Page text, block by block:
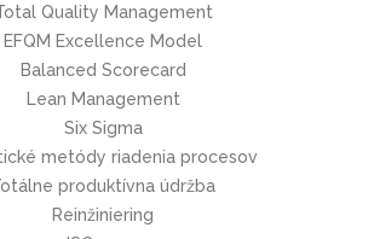
Quality Management
EFQM Excellence Model
Balanced Scorecard
Lean Management
Six Sigma
metódy riadenia procesov
produktívna údržba
Reinžiniering